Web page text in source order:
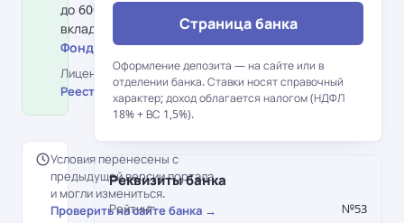
до 600 000 грн на одного
вкладчика в банке.
Фонд гарантирования вкладов →
Лицензия НБУ №247 від 15.11.2011 ·
Реестр НБУ →
Условия перенесены с
предыдущей версии портала
и могли измениться.
Проверить на сайте банка →
Страница банка
Оформление депозита — на сайте или в
отделении банка. Ставки носят справочный
характер; доход облагается налогом (НДФЛ
18% + ВС 1,5%).
Реквизиты банка
Рейтинг
№53